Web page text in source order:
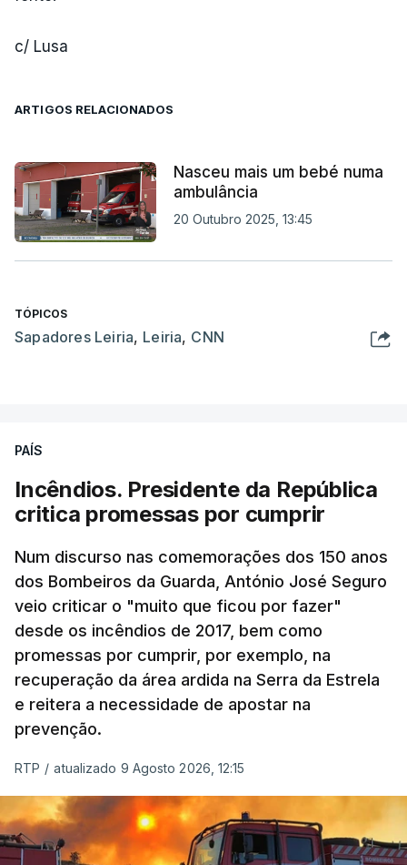
c/ Lusa
ARTIGOS RELACIONADOS
Nasceu mais um bebé numa
ambulância
20 Outubro 2025, 13:45
TÓPICOS
Sapadores Leiria, Leiria, CNN
PAÍS
Incêndios. Presidente da República
critica promessas por cumprir
Num discurso nas comemorações dos 150 anos
dos Bombeiros da Guarda, António José Seguro
veio criticar o "muito que ficou por fazer"
desde os incêndios de 2017, bem como
promessas por cumprir, por exemplo, na
recuperação da área ardida na Serra da Estrela
e reitera a necessidade de apostar na
prevenção.
RTP / atualizado 9 Agosto 2026, 12:15